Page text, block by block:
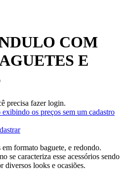
COM
E
precisa fazer login.
os preços sem um cadastro
formato baguete, e redondo.
se caracteriza esse acessórios sendo
diversos looks e ocasiões.